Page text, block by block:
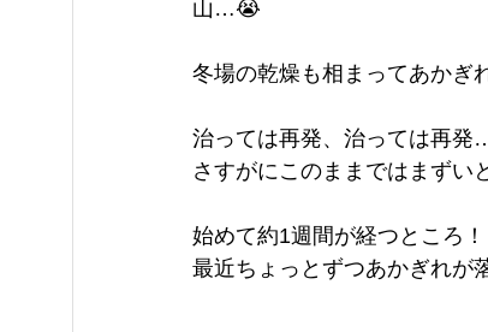
山…😭
冬場の乾燥も相まってあかぎ
治っては再発、治っては再発…
さすがにこのままではまずい
始めて約1週間が経つところ！
最近ちょっとずつあかぎれが